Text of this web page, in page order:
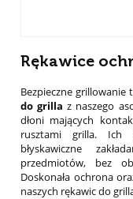
Rękawice
Bezpieczne grillowanie
do grillaz naszego
dłoni mających
rusztami grilla. Ich
błyskawiczne
przedmiotów, bez
Doskonała ochrona
naszych rękawic do